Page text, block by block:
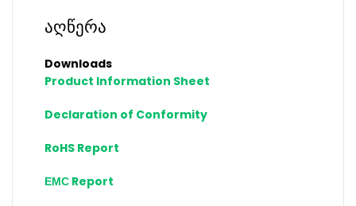
აღწერა
Downloads
Product Information Sheet
Declaration of Conformity
RoHS Report
ЕМС Report